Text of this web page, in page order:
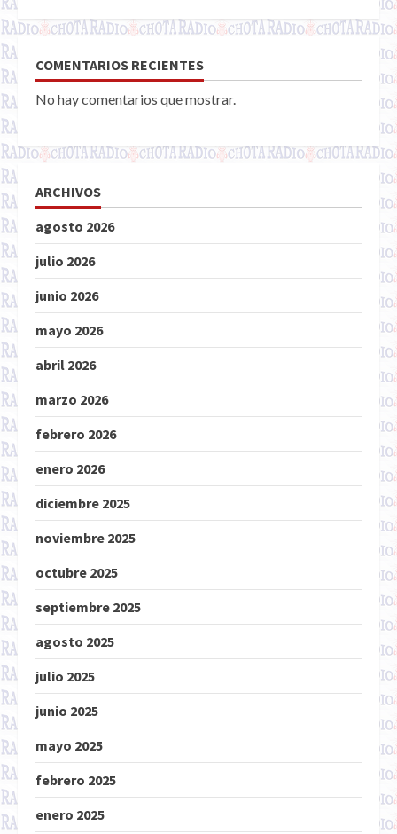
COMENTARIOS RECIENTES
No hay comentarios que mostrar.
ARCHIVOS
agosto 2026
julio 2026
junio 2026
mayo 2026
abril 2026
marzo 2026
febrero 2026
enero 2026
diciembre 2025
noviembre 2025
octubre 2025
septiembre 2025
agosto 2025
julio 2025
junio 2025
mayo 2025
febrero 2025
enero 2025